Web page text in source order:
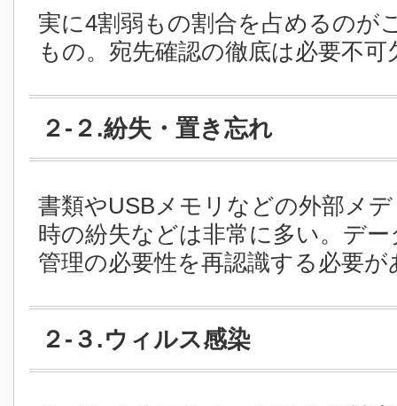
実に4割弱もの割合を占めるのが
もの。宛先確認の徹底は必要不
２-２.紛失・置き忘れ
書類やUSBメモリなどの外部メ
時の紛失などは非常に多い。デ
管理の必要性を再認識する必要が
２-３.ウィルス感染